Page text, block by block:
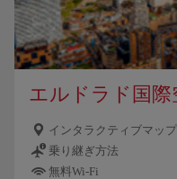
エルドラド国際
インタラクティブマッ
乗り継ぎ方法
無料Wi-Fi